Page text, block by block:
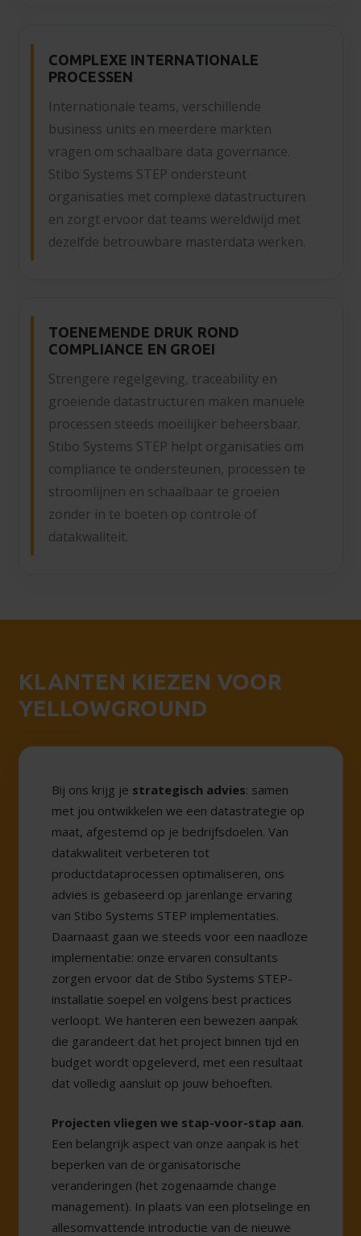
COMPLEXE INTERNATIONALE
PROCESSEN
Internationale teams, verschillende
business units en meerdere markten
vragen om schaalbare data governance.
Stibo Systems STEP ondersteunt
organisaties met complexe datastructuren
en zorgt ervoor dat teams wereldwijd met
dezelfde betrouwbare masterdata werken.
TOENEMENDE DRUK ROND
COMPLIANCE EN GROEI
Strengere regelgeving, traceability en
groeiende datastructuren maken manuele
processen steeds moeilijker beheersbaar.
Stibo Systems STEP helpt organisaties om
compliance te ondersteunen, processen te
stroomlijnen en schaalbaar te groeien
zonder in te boeten op controle of
datakwaliteit.
KLANTEN KIEZEN VOOR
YELLOWGROUND
Bij ons krijg je strategisch advies: samen
met jou ontwikkelen we een datastrategie op
maat, afgestemd op je bedrijfsdoelen. Van
datakwaliteit verbeteren tot
productdataprocessen optimaliseren, ons
advies is gebaseerd op jarenlange ervaring
van Stibo Systems STEP implementaties.
Daarnaast gaan we steeds voor een naadloze
implementatie: onze ervaren consultants
zorgen ervoor dat de Stibo Systems STEP-
installatie soepel en volgens best practices
verloopt. We hanteren een bewezen aanpak
die garandeert dat het project binnen tijd en
budget wordt opgeleverd, met een resultaat
dat volledig aansluit op jouw behoeften.
Projecten vliegen we stap-voor-stap aan.
Een belangrijk aspect van onze aanpak is het
beperken van de organisatorische
veranderingen (het zogenaamde change
management). In plaats van een plotselinge en
allesomvattende introductie van de nieuwe